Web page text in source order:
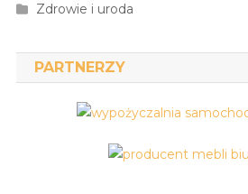
Zdrowie i uroda
PARTNERZY